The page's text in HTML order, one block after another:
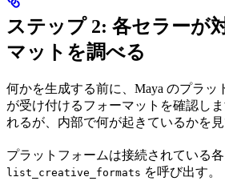
ステップ 2: 各セラーが
マットを調べる
何かを生成する前に、Maya のプラッ
が受け付けるフォーマットを確認し
れるが、内部で何が起きているかを見
プラットフォームは接続されている
list_creative_formats を呼び出す。